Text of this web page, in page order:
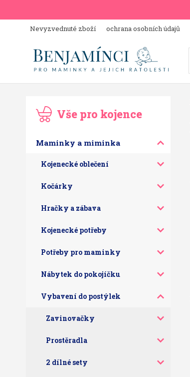
Nevyzvednuté zboží ochrana osobních údajů
Vše pro kojence
Maminky a miminka
Kojenecké oblečení
Kočárky
Hračky a zábava
Kojenecké potřeby
Potřeby pro maminky
Nábytek do pokojíčku
Vybavení do postýlek
Zavinovačky
Prostěradla
2 dílné sety